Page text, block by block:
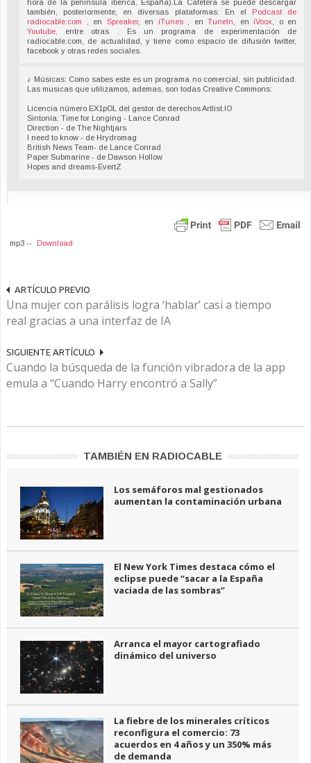
hora de la península ibérica, España).La Cafetera se puede descargar
también, posteriormente, en diversas plataformas: En el Podcast de
radiocable.com
, en Spreaker, en iTunes , enTuneIn , en iVoox , o en
Youtube,
entre otras . Es un programa de experimentación de
radiocable.com, de actualidad, y tiene como espacio de difusión twitter,
facebook y otras redes sociales.
♪ Músicas: Como sabes este es un programa no comercial, sin publicidad.
Las musicas que utilizamos, ademas, son todas Creative Commons:
Licencia número EX1pOL del gestor de derechos Artlist.IO
Sintonía: Time for Longing - Lance Conrad
Direction - de The Nightjars
I need to know - de Hrydromag
British News Team- de Lance Conrad
Paper Submarine - de Dawson Hollow
Hopes and dreams-EvertZ
mp3 -- Download
ARTÍCULO PREVIO
Una mujer con parálisis logra ‘hablar’ casi a tiempo
real gracias a una interfaz de IA
SIGUIENTE ARTÍCULO
Cuando la búsqueda de la función vibradora de la app
emula a “Cuando Harry encontró a Sally”
TAMBIÉN EN RADIOCABLE
Los semáforos mal gestionados
aumentan la contaminación urbana
El New York Times destaca cómo el
eclipse puede “sacar a la España
vaciada de las sombras”
Arranca el mayor cartografiado
dinámico del universo
La fiebre de los minerales críticos
reconfigura el comercio: 73
acuerdos en 4 años y un 350% más
de demanda